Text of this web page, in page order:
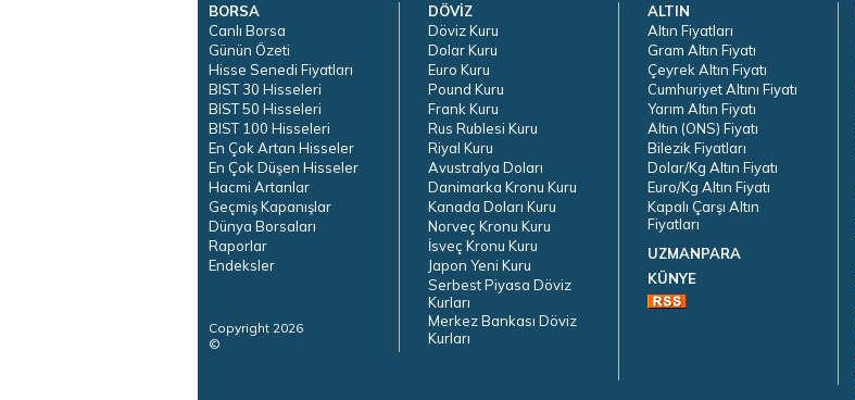
BORSA
Canlı Borsa
Günün Özeti
Hisse Senedi Fiyatları
BIST 30 Hisseleri
BIST 50 Hisseleri
BIST 100 Hisseleri
En Çok Artan Hisseler
En Çok Düşen Hisseler
Hacmi Artanlar
Geçmiş Kapanışlar
Dünya Borsaları
Raporlar
Endeksler
Copyright 2026
©
DÖVİZ
Döviz Kuru
Dolar Kuru
Euro Kuru
Pound Kuru
Frank Kuru
Rus Rublesi Kuru
Riyal Kuru
Avustralya Doları
Danimarka Kronu Kuru
Kanada Doları Kuru
Norveç Kronu Kuru
İsveç Kronu Kuru
Japon Yeni Kuru
Serbest Piyasa Döviz
Kurları
Merkez Bankası Döviz
Kurları
ALTIN
Altın Fiyatları
Gram Altın Fiyatı
Çeyrek Altın Fiyatı
Cumhuriyet Altını Fiyatı
Yarım Altın Fiyatı
Altın (ONS) Fiyatı
Bilezik Fiyatları
Dolar/Kg Altın Fiyatı
Euro/Kg Altın Fiyatı
Kapalı Çarşı Altın
Fiyatları
UZMANPARA
KÜNYE